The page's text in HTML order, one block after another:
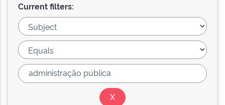
Current filters: